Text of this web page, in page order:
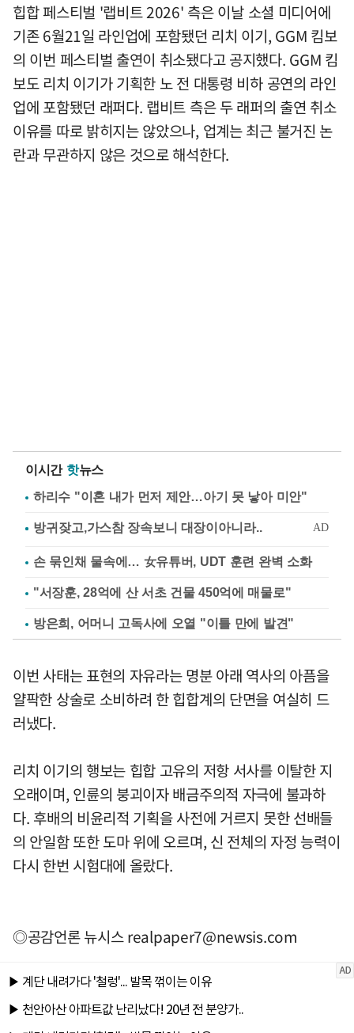
힙합 페스티벌 '랩비트 2026' 측은 이날 소셜 미디어에
기존 6월21일 라인업에 포함됐던 리치 이기, GGM 킴보
의 이번 페스티벌 출연이 취소됐다고 공지했다. GGM 킴
보도 리치 이기가 기획한 노 전 대통령 비하 공연의 라인
업에 포함됐던 래퍼다. 랩비트 측은 두 래퍼의 출연 취소
이유를 따로 밝히지는 않았으나, 업계는 최근 불거진 논
란과 무관하지 않은 것으로 해석한다.
이시간 핫뉴스
하리수 "이혼 내가 먼저 제안…아기 못 낳아 미안"
손 묶인채 물속에… 女유튜버, UDT 훈련 완벽 소화
"서장훈, 28억에 산 서초 건물 450억에 매물로"
방은희, 어머니 고독사에 오열 "이틀 만에 발견"
이번 사태는 표현의 자유라는 명분 아래 역사의 아픔을
얄팍한 상술로 소비하려 한 힙합계의 단면을 여실히 드
러냈다.
리치 이기의 행보는 힙합 고유의 저항 서사를 이탈한 지
오래이며, 인륜의 붕괴이자 배금주의적 자극에 불과하
다. 후배의 비윤리적 기획을 사전에 거르지 못한 선배들
의 안일함 또한 도마 위에 오르며, 신 전체의 자정 능력이
다시 한번 시험대에 올랐다.
◎공감언론 뉴시스realpaper7@newsis.com